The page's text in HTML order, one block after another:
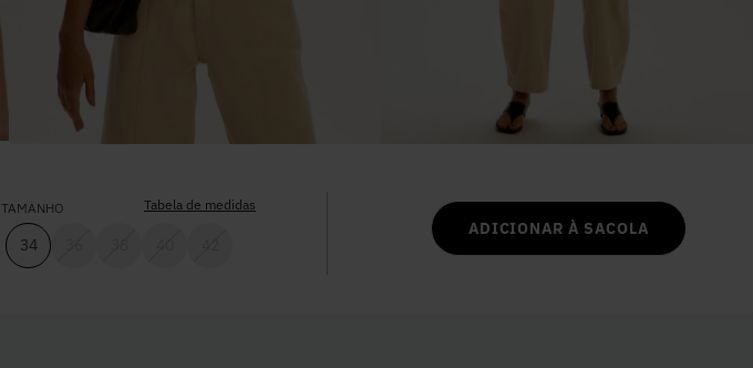
TAMANHO
34
Tabela de medidas
ADICIONAR À SACOLA
Vestido Branco